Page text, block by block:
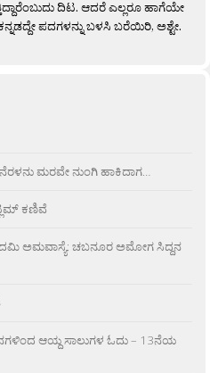
ದಿಟ. ಆದರೆ ಎಲ್ಲರೂ ಹಾಗೆಯೇ
ಪದಗಳನ್ನು ಬಳಸಿ ಬರೆಯಿರಿ, ಅಶ್ಟೇ.
ಮರವೇ ನುಂಗಿ ಹಾಕಿದಾಗ…
ಕಣಿವೆ
ಅಮವಾಸ್ಯೆ: ಚಬನೂರ ಅಮೋಗ ಸಿದ್ದನ
ಆಯ್ದ ಸಾಲುಗಳ ಓದು – 13ನೆಯ